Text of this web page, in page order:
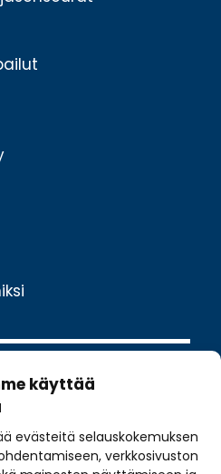
käyttää
evästeitä selauskokemuksen
verkkosivuston
10